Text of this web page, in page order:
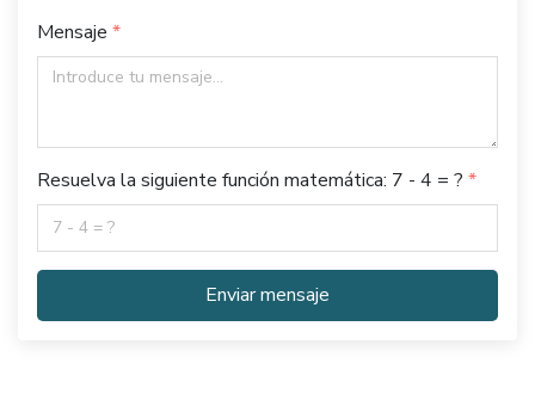
Mensaje
Resuelva la siguiente función matemática: 7 - 4 = ?
Enviar mensaje